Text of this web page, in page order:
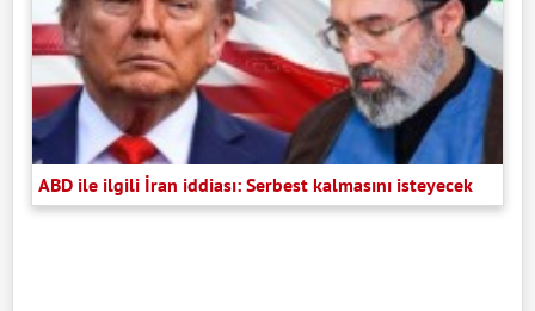
ABD ile ilgili İran iddiası: Serbest kalmasını isteyecek